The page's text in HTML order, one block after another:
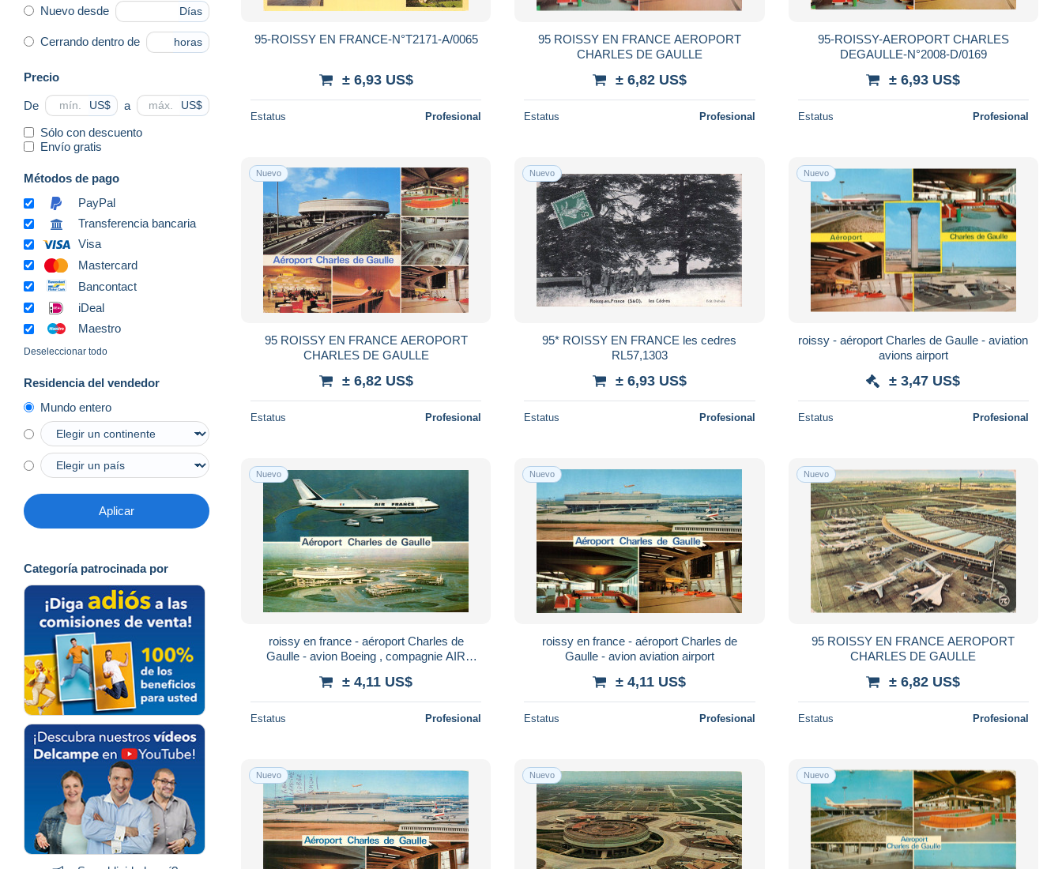
Nuevo desde Días
Cerrando dentro de horas
Precio
De US$ a US$
Sólo con descuento
Envío gratis
Métodos de pago
PayPal
Transferencia bancaria
Visa
Mastercard
Bancontact
iDeal
Maestro
Deseleccionar todo
Residencia del vendedor
Mundo entero
Aplicar
Categoría patrocinada por
95-ROISSY EN FRANCE-N°T2171-A/0065
± 6,93 US$
Estatus Profesional
95 ROISSY EN FRANCE AEROPORT
CHARLES DE GAULLE
± 6,82 US$
Estatus Profesional
95-ROISSY-AEROPORT CHARLES
DEGAULLE-N°2008-D/0169
± 6,93 US$
Estatus Profesional
Nuevo
95 ROISSY EN FRANCE AEROPORT
CHARLES DE GAULLE
± 6,82 US$
Estatus Profesional
Nuevo
95* ROISSY EN FRANCE les cedres
RL57,1303
± 6,93 US$
Estatus Profesional
Nuevo
roissy - aéroport Charles de Gaulle - aviation
avions airport
± 3,47 US$
Estatus Profesional
Nuevo
roissy en france - aéroport Charles de
Gaulle - avion Boeing , compagnie AIR
± 4,11 US$
Estatus Profesional
Nuevo
roissy en france - aéroport Charles de
Gaulle - avion aviation airport
± 4,11 US$
Estatus Profesional
Nuevo
95 ROISSY EN FRANCE AEROPORT
CHARLES DE GAULLE
± 6,82 US$
Estatus Profesional
Nuevo Nuevo Nuevo